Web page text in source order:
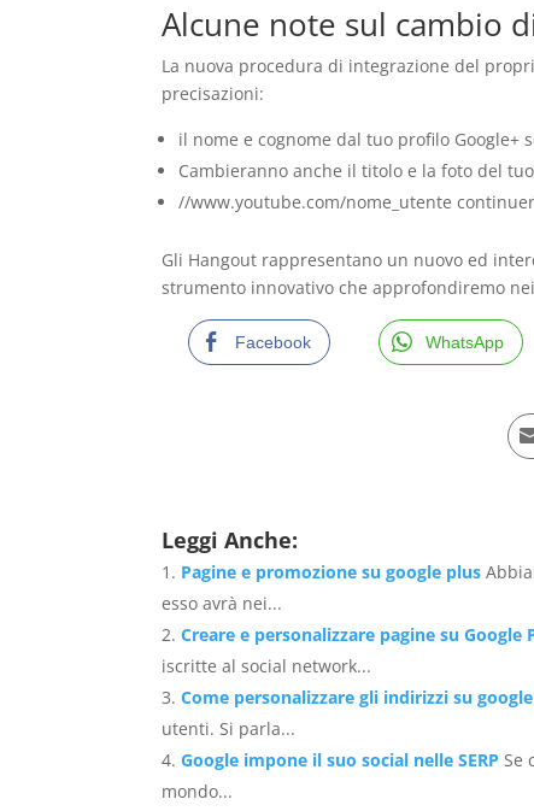
Alcune note sul cambio
La nuova procedura di integrazione del
precisazioni:
il nome e cognome dal tuo profilo
Cambieranno anche il titolo e la foto del
//www.youtube.com/nome_utente
Gli Hangout rappresentano un nuovo ed
strumento innovativo che approfondiremo
Facebook WhatsApp
Leggi Anche:
Pagine e promozione su google plus
esso avrà nei...
Creare e personalizzare pagine su Google
iscritte al social network...
Come personalizzare gli indirizzi su
utenti. Si parla...
Google impone il suo social nelle SERP Se
mondo...